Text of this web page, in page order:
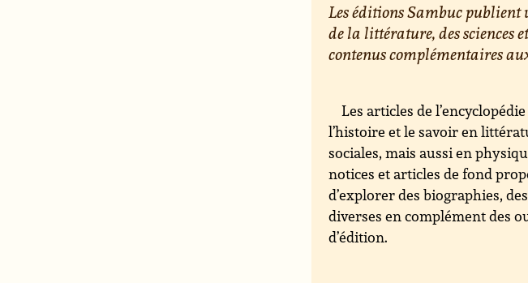
Les éditions Sambuc
de la littérature, des sciences
contenus complémentaires
Les articles de
l’histoire et le savoir en
sociales, mais aussi en
notices et articles de fond
d’explorer des biographies,
diverses en complément des
d’édition.